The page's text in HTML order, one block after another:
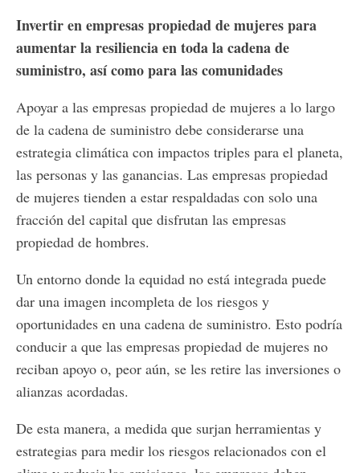
Invertir en empresas propiedad de mujeres para
aumentar la resiliencia en toda la cadena de
suministro, así como para las comunidades
Apoyar a las empresas propiedad de mujeres a lo largo
de la cadena de suministro debe considerarse una
estrategia climática con impactos triples para el planeta,
las personas y las ganancias. Las empresas propiedad
de mujeres tienden a estar respaldadas con solo una
fracción del capital que disfrutan las empresas
propiedad de hombres.
Un entorno donde la equidad no está integrada puede
dar una imagen incompleta de los riesgos y
oportunidades en una cadena de suministro. Esto podría
conducir a que las empresas propiedad de mujeres no
reciban apoyo o, peor aún, se les retire las inversiones o
alianzas acordadas.
De esta manera, a medida que surjan herramientas y
estrategias para medir los riesgos relacionados con el